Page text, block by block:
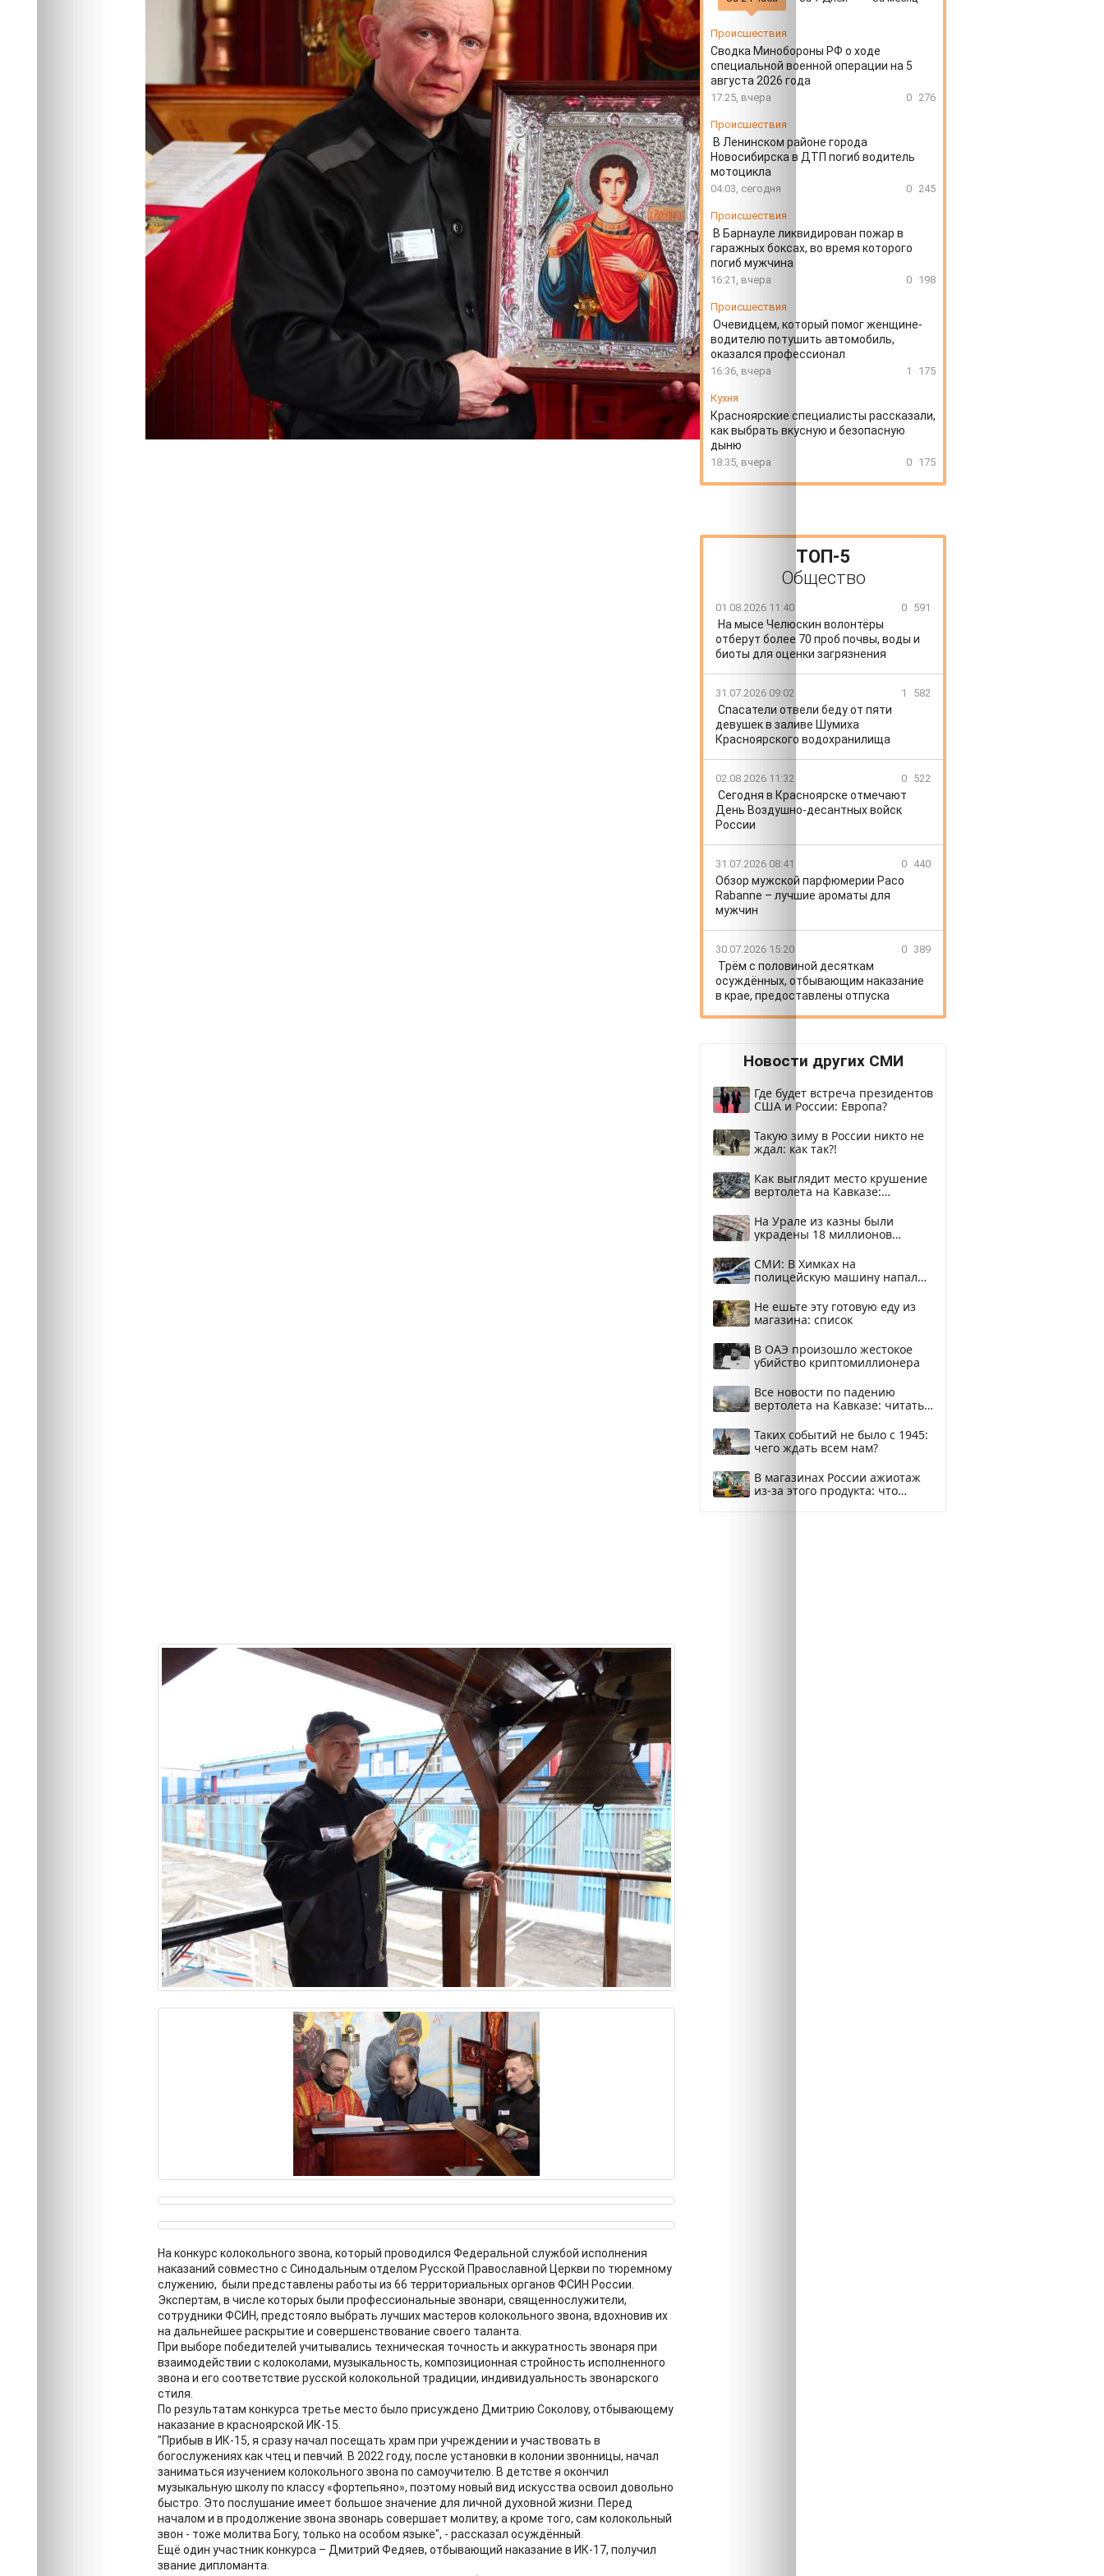
звонарного искусства в УИС
Общество
06.07.2026 13:30324
На конкурс колокольного звона, который проводился Федеральной службой исполнения
наказаний совместно с Синодальным отделом Русской Православной Церкви по тюремному
служению, были представлены работы из 66 территориальных органов ФСИН России.
Экспертам, в числе которых были профессиональные звонари, священнослужители,
сотрудники ФСИН, предстояло выбрать лучших мастеров колокольного звона, вдохновив их
на дальнейшее раскрытие и совершенствование своего таланта.
При выборе победителей учитывались техническая точность и аккуратность звонаря при
взаимодействии с колоколами, музыкальность, композиционная стройность исполненного
звона и его соответствие русской колокольной традиции, индивидуальность звонарского
стиля.
По результатам конкурса третье место было присуждено Дмитрию Соколову, отбывающему
наказание в красноярской ИК-15.
"Прибыв в ИК-15, я сразу начал посещать храм при учреждении и участвовать в
богослужениях как чтец и певчий. В 2022 году, после установки в колонии звонницы, начал
заниматься изучением колокольного звона по самоучителю. В детстве я окончил
музыкальную школу по классу «фортепьяно», поэтому новый вид искусства освоил довольно
быстро. Это послушание имеет большое значение для личной духовной жизни. Перед
началом и в продолжение звона звонарь совершает молитву, а кроме того, сам колокольный
звон - тоже молитва Богу, только на особом языке", - рассказал осуждённый.
Ещё один участник конкурса – Дмитрий Федяев, отбывающий наказание в ИК-17, получил
звание дипломанта.
Происшествия
Сводка Минобороны РФ о ходе
специальной военной операции на 5
августа 2026 года
17:25, вчера 0 276
Происшествия
В Ленинском районе города
Новосибирска в ДТП погиб водитель
мотоцикла
04:03, сегодня 0 245
Происшествия
В Барнауле ликвидирован пожар в
гаражных боксах, во время которого
погиб мужчина
16:21, вчера 0 198
Происшествия
Очевидцем, который помог женщине-
водителю потушить автомобиль,
оказался профессионал
16:36, вчера 1 175
Кухня
Красноярские специалисты рассказали,
как выбрать вкусную и безопасную
дыню
18:35, вчера 0 175
ТОП-5
Общество
01.08.2026 11:40 0 591
На мысе Челюскин волонтёры
отберут более 70 проб почвы, воды и
биоты для оценки загрязнения
31.07.2026 09:02 1 582
Спасатели отвели беду от пяти
девушек в заливе Шумиха
Красноярского водохранилища
02.08.2026 11:32 0 522
Сегодня в Красноярске отмечают
День Воздушно-десантных войск
России
31.07.2026 08:41 0 440
Обзор мужской парфюмерии Paco
Rabanne – лучшие ароматы для
мужчин
30.07.2026 15:20 0 389
Трём с половиной десяткам
осуждённых, отбывающим наказание
в крае, предоставлены отпуска
Новости других СМИ
Где будет встреча президентов
США и России: Европа?
Такую зиму в России никто не
ждал: как так?!
Как выглядит место крушение
вертолета на Кавказе:
На Урале из казны были
украдены 18 миллионов
СМИ: В Химках на
полицейскую машину напали
Не ешьте эту готовую еду из
магазина: список
В ОАЭ произошло жестокое
убийство криптомиллионера
Все новости по падению
вертолета на Кавказе: читать
Таких событий не было с 1945:
чего ждать всем нам?
В магазинах России ажиотаж
из-за этого продукта: что